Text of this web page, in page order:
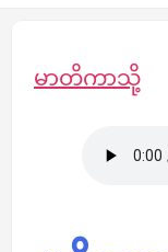
မာတိကာသို့